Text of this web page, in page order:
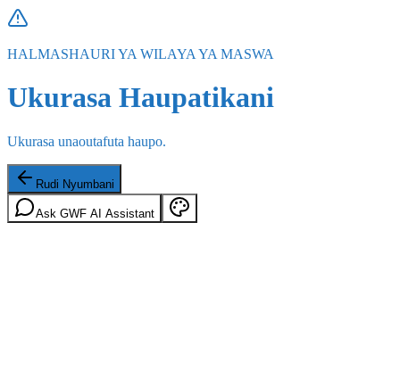
HALMASHAURI YA WILAYA YA MASWA
Ukurasa Haupatikani
Ukurasa unaoutafuta haupo.
Rudi Nyumbani
Ask GWF AI Assistant